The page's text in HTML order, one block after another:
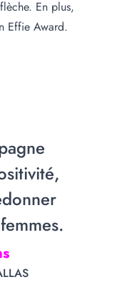
En plus,
Effie Award.